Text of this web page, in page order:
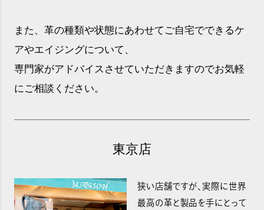
また、革の種類や状態にあわせてご自宅でできるケ
アやエイジングについて、
専門家がアドバイスさせていただきますのでお気軽
にご相談ください。
東京店
狭い店舗ですが、実際に世界
最高の革と製品を手にとって